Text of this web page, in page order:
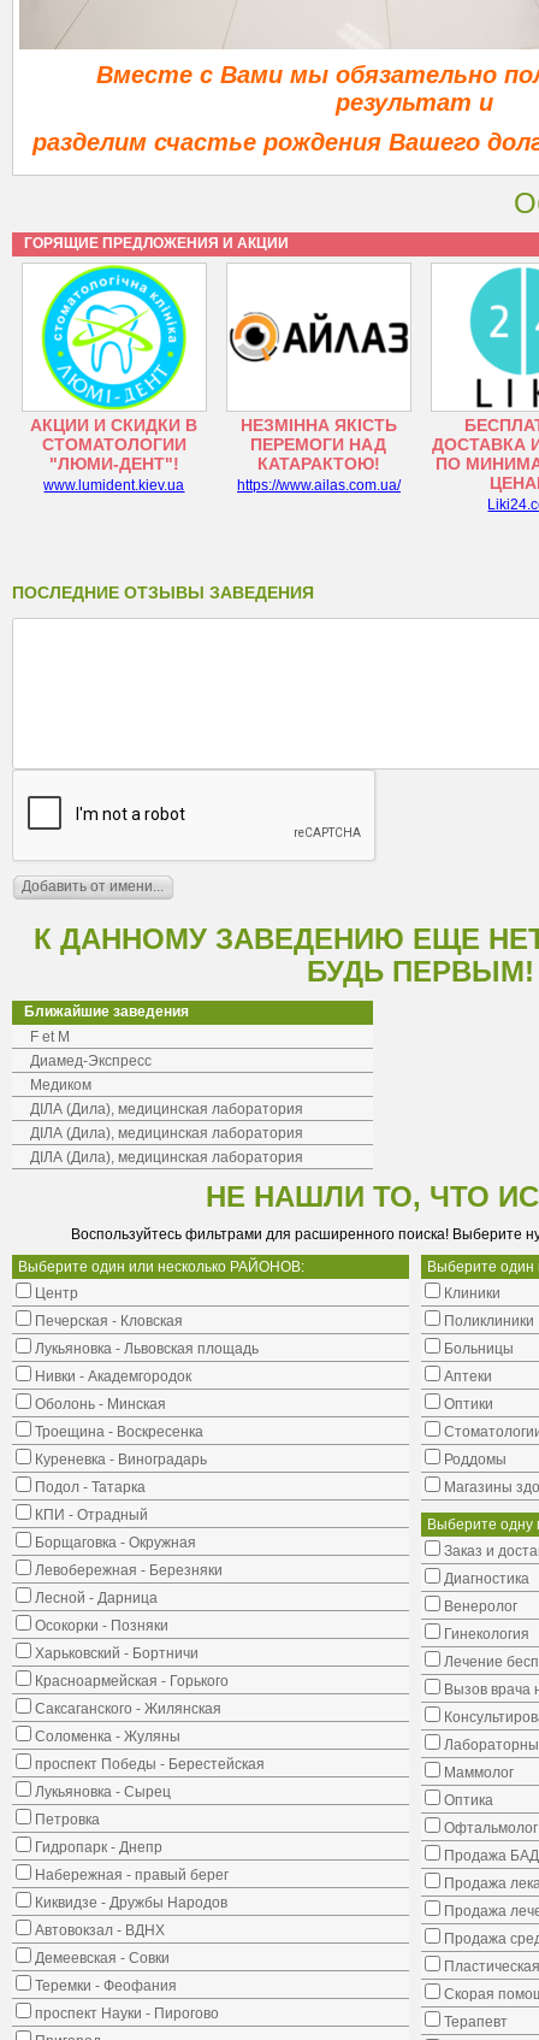
Вместе с Вами мы обязательно
результат и
разделим счастье рождения Вашего
ГОРЯЩИЕ ПРЕДЛОЖЕНИЯ И АКЦИИ
АКЦИИ И СКИДКИ В
СТОМАТОЛОГИИ
"ЛЮМИ-ДЕНТ"!
www.lumident.kiev.ua
НЕЗМІННА ЯКІСТЬ
ПЕРЕМОГИ НАД
КАТАРАКТОЮ!
https://www.ailas.com.ua/
ДОСТАВКА
ПО
ПОСЛЕДНИЕ ОТЗЫВЫ ЗАВЕДЕНИЯ
К ДАННОМУ ЗАВЕДЕНИЮ ЕЩЕ
БУДЬ ПЕРВЫМ!
Ближайшие заведения
F et M
Диамед-Экспресс
Медиком
ДІЛА (Дила), медицинская лаборатория
ДІЛА (Дила), медицинская лаборатория
ДІЛА (Дила), медицинская лаборатория
НЕ НАШЛИ ТО, ЧТО
Воспользуйтесь фильтрами для расширенного поиска! Выберите
Выберите один или несколько РАЙОНОВ:
Центр
Печерская - Кловская
Лукьяновка - Львовская площадь
Нивки - Академгородок
Оболонь - Минская
Троещина - Воскресенка
Куреневка - Виноградарь
Подол - Татарка
КПИ - Отрадный
Борщаговка - Окружная
Левобережная - Березняки
Лесной - Дарница
Осокорки - Позняки
Харьковский - Бортничи
Красноармейская - Горького
Саксаганского - Жилянская
Соломенка - Жуляны
проспект Победы - Берестейская
Лукьяновка - Сырец
Петровка
Гидропарк - Днепр
Набережная - правый берег
Киквидзе - Дружбы Народов
Автовокзал - ВДНХ
Демеевская - Совки
Теремки - Феофания
проспект Науки - Пирогово
Выберите
Клиники
Поликлиники
Больницы
Аптеки
Оптики
Роддомы
Магазины
Выберите одну
Заказ и
Диагностика
Венеролог
Гинекология
Лечение
Вызов врача
Маммолог
Оптика
Офтальмолог
Продажа
Продажа
Продажа
Продажа
Скорая
Терапевт